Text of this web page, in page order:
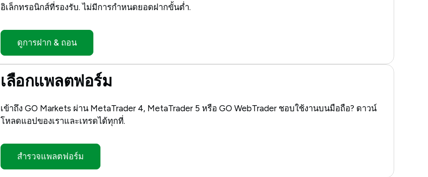
อิเล็กทรอนิกส์ที่รองรับ. ไม่มีการกำหนดยอดฝากขั้นต่ำ.
ดูการฝาก & ถอน
เลือกแพลตฟอร์ม
เข้าถึง GO Markets ผ่าน MetaTrader 4, MetaTrader 5 หรือ GO WebTrader ชอบใช้งานบนมือถือ? ดาวน์
โหลดแอปของเราและเทรดได้ทุกที่.
สำรวจแพลตฟอร์ม